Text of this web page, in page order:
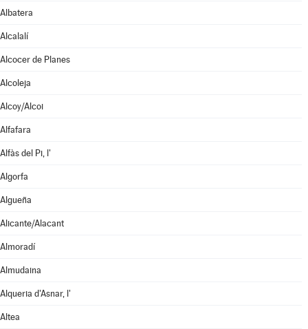
Albatera
Alcalalí
Alcocer de Planes
Alcoleja
Alcoy/Alcoi
Alfafara
Alfàs del Pi, l'
Algorfa
Algueña
Alicante/Alacant
Almoradí
Almudaina
Alqueria d'Asnar, l'
Altea